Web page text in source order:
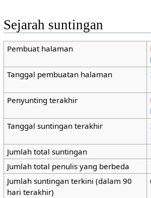
Sejarah suntingan
Pembuat halaman
Tanggal pembuatan halaman
Penyunting terakhir
Tanggal suntingan terakhir
Jumlah total suntingan
Jumlah total penulis yang berbeda
Jumlah suntingan terkini (dalam 90
hari terakhir)